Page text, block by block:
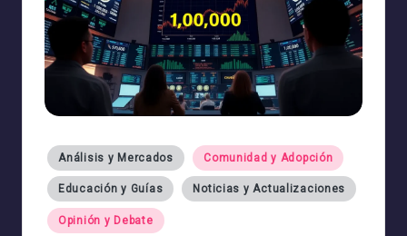
Publicado
en
Análisis y Mercados Comunidad y Adopción
Educación y Guías Noticias y Actualizaciones
Opinión y Debate